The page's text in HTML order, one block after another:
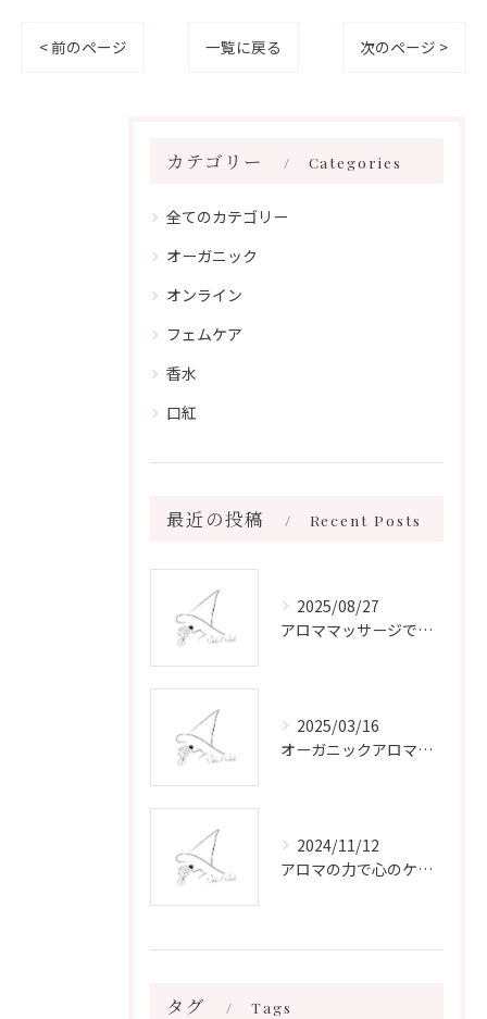
< 前のページ 一覧に戻る 次のページ >
カテゴリー Categories
全てのカテゴリー
オーガニック
オンライン
フェムケア
香水
口紅
最近の投稿 Recent Posts
2025/08/27
アロママッサージで叶える心身リラックスと健康維持の新習慣ガイド
2025/03/16
オーガニックアロマで心と体を癒す
2024/11/12
アロマの力で心のケアをする方法
タグ Tags